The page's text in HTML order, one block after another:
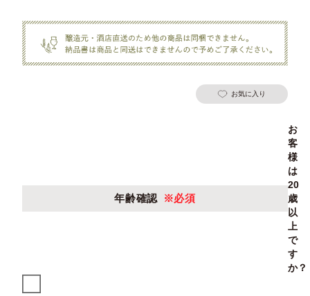
お気に入り
年齢確認 ※必須
お
客
様
は
20
歳
以
上
で
す
か？